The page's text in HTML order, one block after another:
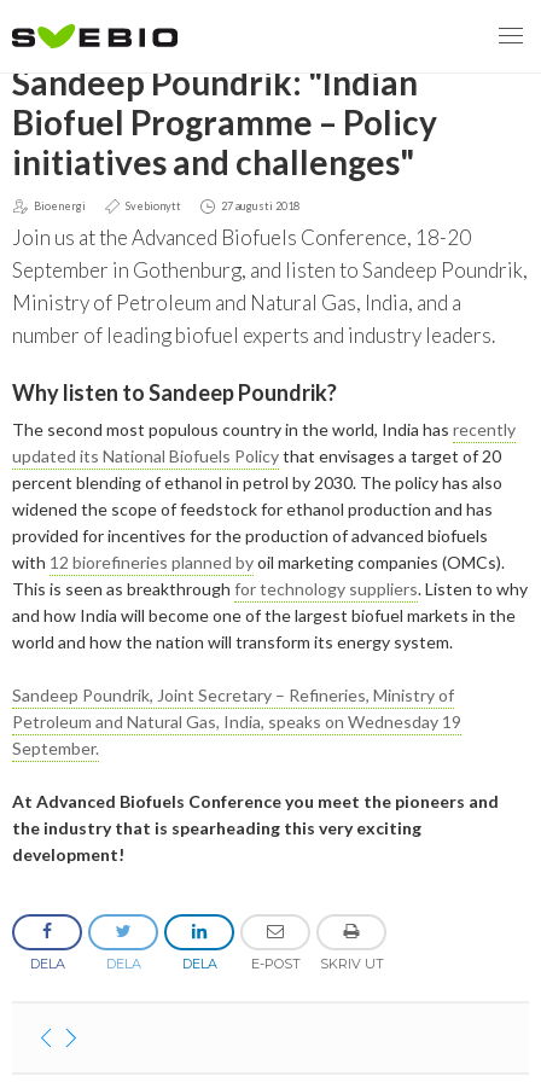
MENY
Svebios valmanifest 2026
Styrmedel
Koldioxidskatt
Besvarade remisser
2026
Juni
Maj
April
Mars
Januari
2025
December
November
September
Augusti
Maj
Mars
2024
November
Oktober
September
Juli
Maj
Februari
2023
December
Oktober
Juni
April
2022
December
Oktober
Augusti
Mars
2021
Oktober
Augusti
Maj
December
Oktober
Juni
2019
Oktober
Juli
Maj
Mars
2017
Oktober
November
2015
Remisser på gång
OM BIOENERGI
Aktuella frågor
Ger förbränning en kolskuld?
Det finns inget liv utan förbränning
Finns det tillräckligt med biomassa?
Försörjningstrygghet
Hur ser Sveriges energianvänding ut?
Sammanfattande statistik om bioenergi
Finns det mark?
Biovärme
Biodrivmedel
Biokraft
Kolsänkor
Bioenergi – ord och begrepp
Exempel på bioenergi
Definitioner av bioenergi
PRESS
MEDLEMSKAP
Associerad medlem
Privat medlem
EVENEMANG
Om oss
Konkurrensrättsligt
Verksamhetsberättelse
Medlemmar
Konferenser och event
Nordic Pellets Conference
Stora biokraft- och värmekonferensen
Svebios vår- och årsmöteskonferens
Publikationer och dokument
Projekt inom bioenergi
Avslutade projekt
Nätverk och samarbeten
BioDriv
Integritetspolicy (GDPR)
Våra kanaler
Kontakt
TILLBAKA
Sandeep Poundrik: "Indian
Biofuel Programme – Policy
initiatives and challenges"
Bioenergi Svebionytt 27 augusti 2018
Join us at the Advanced Biofuels Conference, 18-20
September in Gothenburg, and listen to Sandeep Poundrik,
Ministry of Petroleum and Natural Gas, India, and a
number of leading biofuel experts and industry leaders.
Why listen to Sandeep Poundrik?
The second most populous country in the world, India has recently
updated its National Biofuels Policythat envisages a target of 20
percent blending of ethanol in petrol by 2030. The policy has also
widened the scope of feedstock for ethanol production and has
provided for incentives for the production of advanced biofuels
with 12 biorefineries planned byoil marketing companies (OMCs).
This is seen as breakthrough for technology suppliers. Listen to why
and how India will become one of the largest biofuel markets in the
world and how the nation will transform its energy system.
Sandeep Poundrik, Joint Secretary – Refineries, Ministry of
Petroleum and Natural Gas, India, speaks on Wednesday 19
September.
At Advanced Biofuels Conference you meet the pioneers and
the industry that is spearheading this very exciting
development!
DELA DELA DELA E-POST SKRIV UT